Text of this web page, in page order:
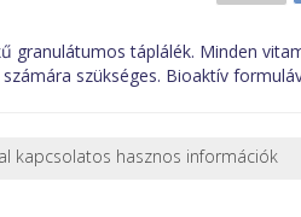
granulátumos táplálék. Minden
szükséges. Bioaktív
kapcsolatos hasznos információk